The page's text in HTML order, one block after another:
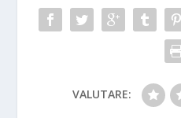
VALUTARE: